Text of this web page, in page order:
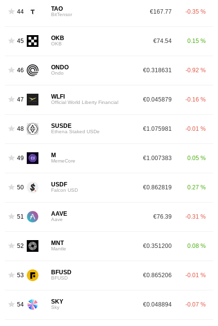
44 TAO
BitTensor €167.77 -0.35 %
45 OKB
OKB €74.54 0.15 %
46 ONDO
Ondo €0.318631 -0.92 %
47 WLFI
Official World Liberty Financial €0.045879 -0.16 %
48 SUSDE
Ethena Staked USDe €1.075981 -0.01 %
49 M
MemeCore €1.007383 0.05 %
50 USDF
Falcon USD €0.862819 0.27 %
51 AAVE
Aave €76.39 -0.31 %
52 MNT
Mantle €0.351200 0.08 %
53 BFUSD
BFUSD €0.865206 -0.01 %
54 SKY
Sky €0.048894 -0.07 %